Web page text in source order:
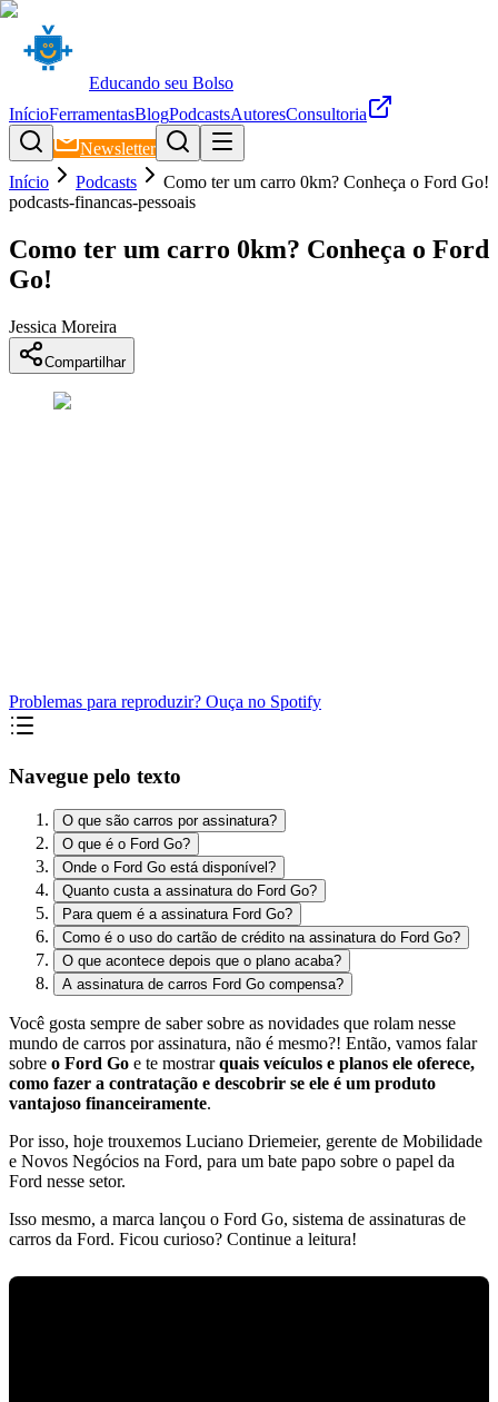
Educando seu Bolso
InícioFerramentasBlogPodcastsAutoresConsultoria
Newsletter
Início
Podcasts
Como ter um carro 0km? Conheça o Ford Go!
podcasts-financas-pessoais
Como ter um carro 0km? Conheça o Ford
Go!
Jessica Moreira
Compartilhar
Problemas para reproduzir? Ouça no Spotify
Navegue pelo texto
O que são carros por assinatura?
O que é o Ford Go?
Onde o Ford Go está disponível?
Quanto custa a assinatura do Ford Go?
Para quem é a assinatura Ford Go?
Como é o uso do cartão de crédito na assinatura do Ford Go?
O que acontece depois que o plano acaba?
A assinatura de carros Ford Go compensa?
Você gosta sempre de saber sobre as novidades que rolam nesse
mundo de carros por assinatura, não é mesmo?! Então, vamos falar
sobre o Ford Go e te mostrarquais veículos e planos ele oferece,
como fazer a contratação e descobrir se ele é um produto
vantajoso financeiramente.
Por isso, hoje trouxemos Luciano Driemeier, gerente de Mobilidade
e Novos Negócios na Ford, para um bate papo sobre o papel da
Ford nesse setor.
Isso mesmo, a marca lançou o Ford Go, sistema de assinaturas de
carros da Ford. Ficou curioso? Continue a leitura!